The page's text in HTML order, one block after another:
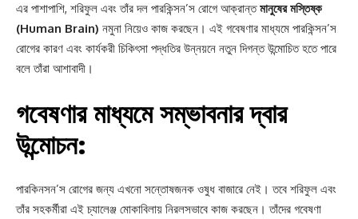
এর পাশাপাশি, শরিফুল এবং তাঁর দল পারকিন্সন’স রোগে আক্রান্তমানুষের মস্তিষ্ক
(Human Brain) নমুনা নিয়েও কাজ করছেন। এই গবেষণার মাধ্যমে পারকিন্সন’স
রোগের কারণ এবং কার্যকরী চিকিৎসা পদ্ধতির উন্নয়নে নতুন দিগন্ত উন্মোচিত হতে পারে
বলে তাঁরা আশাবাদী।
গবেষণার মাধ্যমে সম্ভাবনার দ্বার
উন্মোচন:
পারকিনসন’স রোগের জন্য এখনো সন্তোষজনক ওষুধ বাজারে নেই। তবে শরিফুল এবং
তাঁর সহকর্মীরা এই চ্যালেঞ্জ মোকাবিলায় নিরলসভাবে কাজ করছেন। তাঁদের গবেষণা